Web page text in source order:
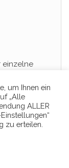
einzelne
wie
wie schwer
linke Gewalt
es ist
keinen
um Ihnen ein
„Alle
ALLER
zu erteilen.